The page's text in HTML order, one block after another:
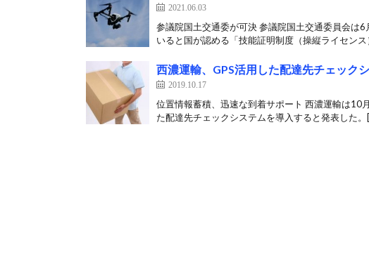
2021.06.03
参議院国土交通委が可決 参議院国土交通委員会は
いると国が認める「技能証明制度（操縦ライセン
西濃運輸、GPS活用した配達先チェック
2019.10.17
位置情報蓄積、迅速な到着サポート 西濃運輸は10
た配達先チェックシステムを導入すると発表した